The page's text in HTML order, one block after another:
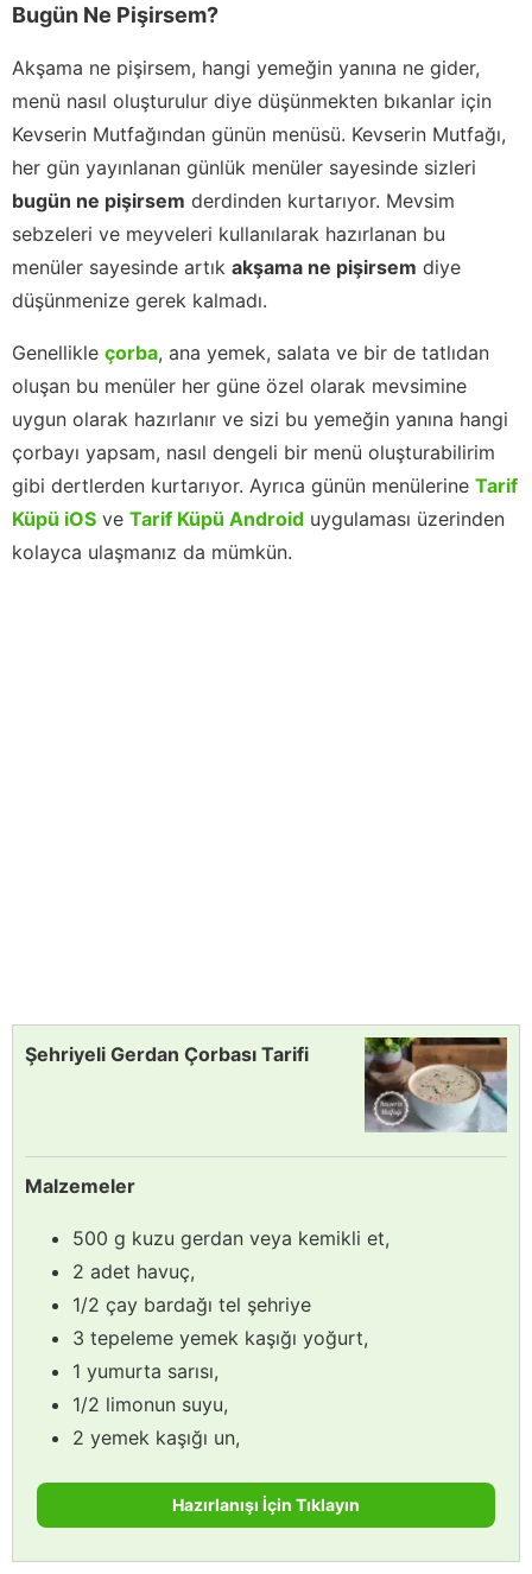
Bugün Ne Pişirsem?
Akşama ne pişirsem, hangi yemeğin yanına ne gider,
menü nasıl oluşturulur diye düşünmekten bıkanlar için
Kevserin Mutfağından günün menüsü. Kevserin Mutfağı,
her gün yayınlanan günlük menüler sayesinde sizleri
bugün ne pişirsem derdinden kurtarıyor. Mevsim
sebzeleri ve meyveleri kullanılarak hazırlanan bu
menüler sayesinde artık akşama ne pişirsem diye
düşünmenize gerek kalmadı.
Genellikle çorba, ana yemek, salata ve bir de tatlıdan
oluşan bu menüler her güne özel olarak mevsimine
uygun olarak hazırlanır ve sizi bu yemeğin yanına hangi
çorbayı yapsam, nasıl dengeli bir menü oluşturabilirim
gibi dertlerden kurtarıyor. Ayrıca günün menülerine Tarif
Küpü iOS ve Tarif Küpü Android uygulaması üzerinden
kolayca ulaşmanız da mümkün.
Şehriyeli Gerdan Çorbası Tarifi
Malzemeler
500 g kuzu gerdan veya kemikli et,
2 adet havuç,
1/2 çay bardağı tel şehriye
3 tepeleme yemek kaşığı yoğurt,
1 yumurta sarısı,
1/2 limonun suyu,
2 yemek kaşığı un,
Hazırlanışı İçin Tıklayın